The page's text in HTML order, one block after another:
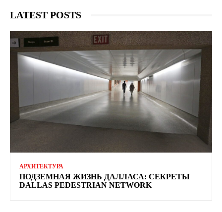
LATEST POSTS
АРХИТЕКТУРА
ПОДЗЕМНАЯ ЖИЗНЬ ДАЛЛАСА: СЕКРЕТЫ
DALLAS PEDESTRIAN NETWORK